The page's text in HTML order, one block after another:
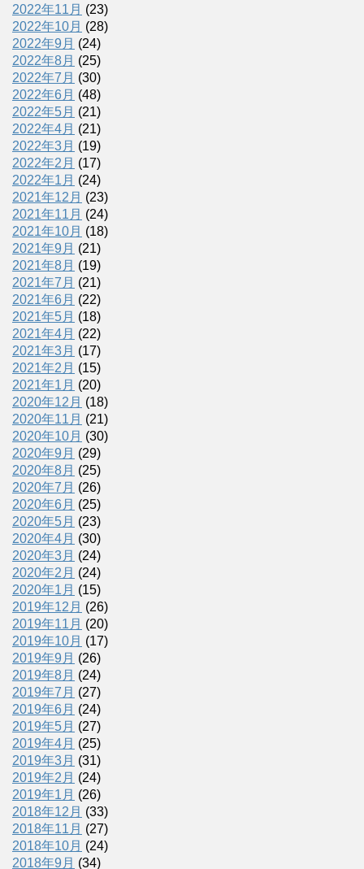
2022年11月 (23)
2022年10月 (28)
2022年9月 (24)
2022年8月 (25)
2022年7月 (30)
2022年6月 (48)
2022年5月 (21)
2022年4月 (21)
2022年3月 (19)
2022年2月 (17)
2022年1月 (24)
2021年12月 (23)
2021年11月 (24)
2021年10月 (18)
2021年9月 (21)
2021年8月 (19)
2021年7月 (21)
2021年6月 (22)
2021年5月 (18)
2021年4月 (22)
2021年3月 (17)
2021年2月 (15)
2021年1月 (20)
2020年12月 (18)
2020年11月 (21)
2020年10月 (30)
2020年9月 (29)
2020年8月 (25)
2020年7月 (26)
2020年6月 (25)
2020年5月 (23)
2020年4月 (30)
2020年3月 (24)
2020年2月 (24)
2020年1月 (15)
2019年12月 (26)
2019年11月 (20)
2019年10月 (17)
2019年9月 (26)
2019年8月 (24)
2019年7月 (27)
2019年6月 (24)
2019年5月 (27)
2019年4月 (25)
2019年3月 (31)
2019年2月 (24)
2019年1月 (26)
2018年12月 (33)
2018年11月 (27)
2018年10月 (24)
2018年9月 (34)